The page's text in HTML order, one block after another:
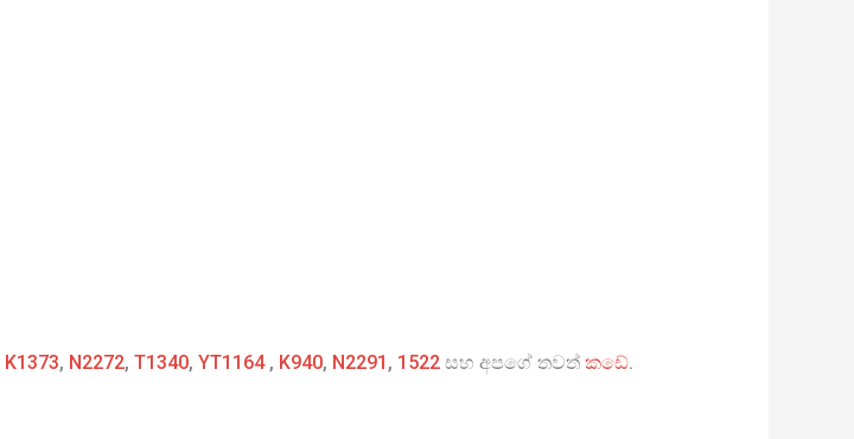
K1373, N2272, T1340, YT1164, K940, N2291 , 1522 සහ අපගේ තවත් කඩේ.